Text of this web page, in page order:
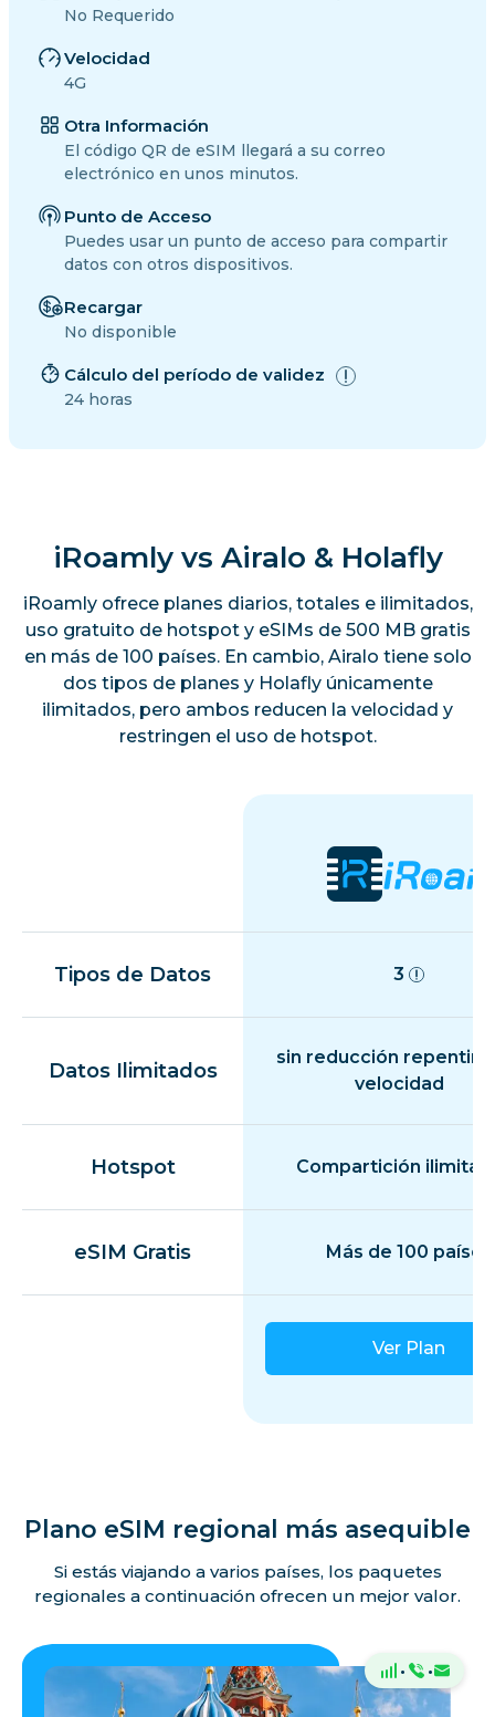
No Requerido
Velocidad
4G
Otra Información
El código QR de eSIM llegará a su correo
electrónico en unos minutos.
Punto de Acceso
Puedes usar un punto de acceso para compartir
datos con otros dispositivos.
Recargar
No disponible
Cálculo del período de validez
24 horas
iRoamly vs Airalo & Holafly
iRoamly ofrece planes diarios, totales e ilimitados,
uso gratuito de hotspot y eSIMs de 500 MB gratis
en más de 100 países. En cambio, Airalo tiene solo
dos tipos de planes y Holafly únicamente
ilimitados, pero ambos reducen la velocidad y
restringen el uso de hotspot.
Tipos de Datos 3
Datos Ilimitados
sin reducción
velocidad
Hotspot Compartición
eSIM Gratis Más de 100 países
Ver Plan
Plano eSIM regional más asequible
Si estás viajando a varios países, los paquetes
regionales a continuación ofrecen un mejor valor.
· ·